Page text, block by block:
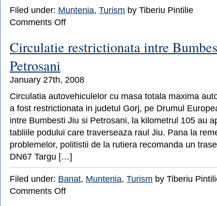
Filed under: Muntenia, Turism by Tiberiu Pintilie
Comments Offon
pe
centura
se
pe
un
singur
fir
Circulatie restrictionata intre
Petrosani
January 27th, 2008
Circulatia autovehiculelor cu masa totala maxima
a fost restrictionata in judetul Gorj, pe Drumul
intre Bumbesti Jiu si Petrosani, la kilometrul 105 au
tabliile podului care traverseaza raul Jiu. Pana la
problemelor, politistii de la rutiera recomanda un
DN67 Targu […]
Filed under: Banat, Muntenia, Turism by Tiberiu
Comments Offon